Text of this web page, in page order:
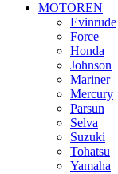
MOTOREN
Evinrude
Force
Honda
Johnson
Mariner
Mercury
Parsun
Selva
Suzuki
Tohatsu
Yamaha